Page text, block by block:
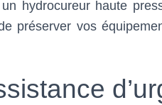
hydrocureur haute
préserver vos